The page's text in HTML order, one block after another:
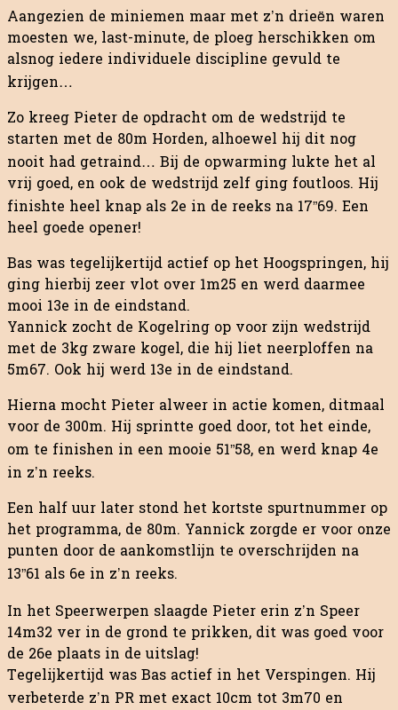
Aangezien de miniemen maar met z’n drieën waren
moesten we, last-minute, de ploeg herschikken om
alsnog iedere individuele discipline gevuld te
krijgen…
Zo kreeg Pieter de opdracht om de wedstrijd te
starten met de 80m Horden, alhoewel hij dit nog
nooit had getraind… Bij de opwarming lukte het al
vrij goed, en ook de wedstrijd zelf ging foutloos. Hij
finishte heel knap als 2e in de reeks na 17”69. Een
heel goede opener!
Bas was tegelijkertijd actief op het Hoogspringen, hij
ging hierbij zeer vlot over 1m25 en werd daarmee
mooi 13e in de eindstand.
Yannick zocht de Kogelring op voor zijn wedstrijd
met de 3kg zware kogel, die hij liet neerploffen na
5m67. Ook hij werd 13e in de eindstand.
Hierna mocht Pieter alweer in actie komen, ditmaal
voor de 300m. Hij sprintte goed door, tot het einde,
om te finishen in een mooie 51”58, en werd knap 4e
in z’n reeks.
Een half uur later stond het kortste spurtnummer op
het programma, de 80m. Yannick zorgde er voor onze
punten door de aankomstlijn te overschrijden na
13”61 als 6e in z’n reeks.
In het Speerwerpen slaagde Pieter erin z’n Speer
14m32 ver in de grond te prikken, dit was goed voor
de 26e plaats in de uitslag!
Tegelijkertijd was Bas actief in het Verspingen. Hij
verbeterde z’n PR met exact 10cm tot 3m70 en